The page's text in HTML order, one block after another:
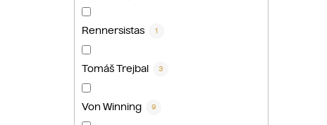
Rennersistas 1
Tomáš Trejbal 3
Von Winning 9